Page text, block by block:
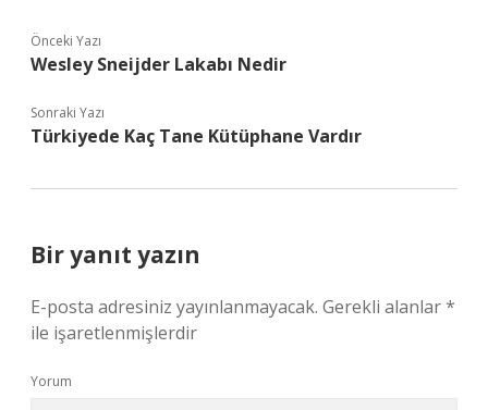
Önceki Yazı
Wesley Sneijder Lakabı Nedir
Sonraki Yazı
Türkiyede Kaç Tane Kütüphane Vardır
Bir yanıt yazın
E-posta adresiniz yayınlanmayacak. Gerekli alanlar*
ile işaretlenmişlerdir
Yorum